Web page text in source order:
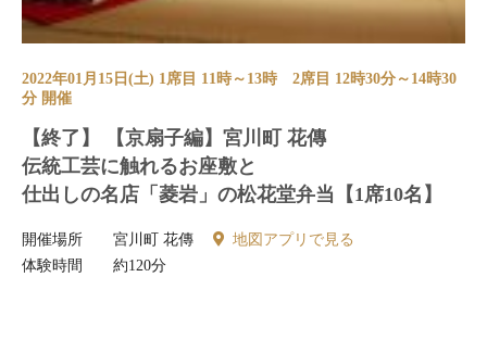
2022年01月15日(土) 1席目 11時～13時 2席目 12時30分～14時30
分 開催
【終了】 【京扇子編】宮川町 花傳
伝統工芸に触れるお座敷と
仕出しの名店「菱岩」の松花堂弁当【1席10名】
開催場所 宮川町 花傳
地図アプリで見る
体験時間
約120分